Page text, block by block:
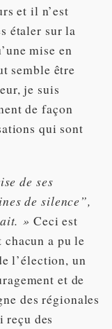
et il n’est
étaler sur la
mise en
semble être
je suis
de façon
qui sont
de ses
de silence”,
» Ceci est
chacun a pu le
l’élection, un
et de
des régionales
reçu des